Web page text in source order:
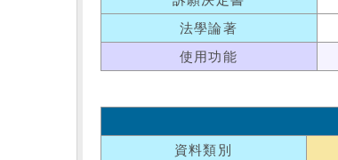
法學論著
使用功能
資料類別